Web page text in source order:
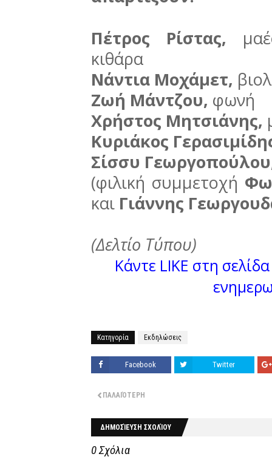
Πέτρος Ρίστας,
κιθάρα
Νάντια Μοχάμετ,
Ζωή Μάντζου, φωνή
Χρήστος Μητσιάνης,
Κυριάκος
Σίσσυ
(φιλική συμμετοχή
και Γιάννης
(Δελτίο Τύπου)
Κάντε LIKE στη
Κατηγορία Εκδηλώσεις
Facebook Twitter
ΠΑΛΑΙΌΤΕΡΗ
ΔΗΜΟΣΊΕΥΣΗ ΣΧΟΛΊΟΥ
0 Σχόλια